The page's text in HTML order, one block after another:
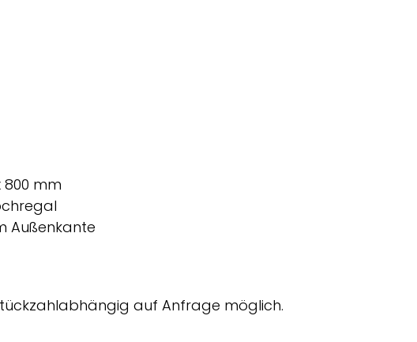
800 mm
Außenkante
auf Anfrage möglich.